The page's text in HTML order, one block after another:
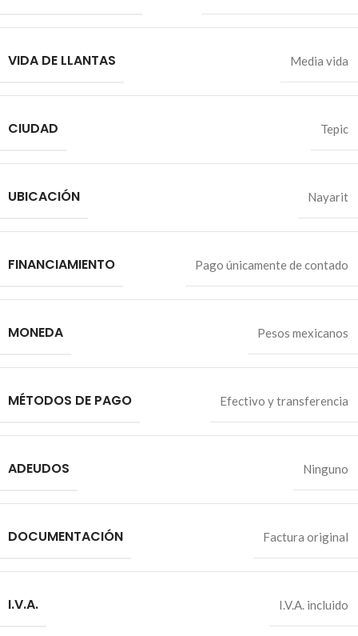
VIDA DE LLANTAS Media vida
CIUDAD Tepic
UBICACIÓN Nayarit
FINANCIAMIENTO Pago únicamente de contado
MONEDA Pesos mexicanos
MÉTODOS DE PAGO Efectivo y transferencia
ADEUDOS Ninguno
DOCUMENTACIÓN Factura original
I.V.A. I.V.A. incluido